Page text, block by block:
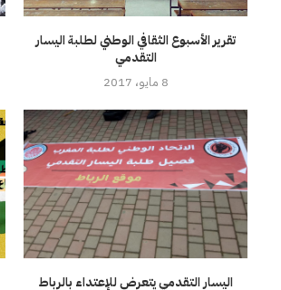
تقرير الأسبوع الثقافي الوطني لطلبة اليسار
التقدمي
8 مايو، 2017
اليسار التقدمي يتعرض للإعتداء بالرباط